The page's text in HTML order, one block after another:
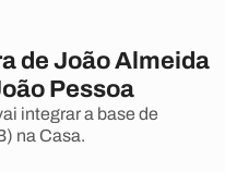
de João Almeida
Pessoa
integrar a base de
na Casa.